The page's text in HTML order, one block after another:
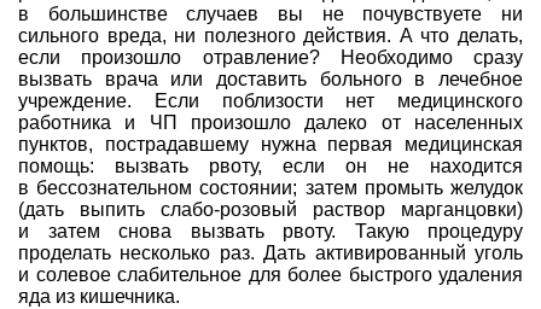
в большинстве случаев вы не почувствуете ни
сильного вреда, ни полезного действия. А что делать,
если произошло отравление? Необходимо сразу
вызвать врача или доставить больного в лечебное
учреждение. Если поблизости нет медицинского
работника и ЧП произошло далеко от населенных
пунктов, пострадавшему нужна первая медицинская
помощь: вызвать рвоту, если он не находится
в бессознательном состоянии; затем промыть желудок
(дать выпить слабо-розовый раствор марганцовки)
и затем снова вызвать рвоту. Такую процедуру
проделать несколько раз. Дать активированный уголь
и солевое слабительное для более быстрого удаления
яда из кишечника.